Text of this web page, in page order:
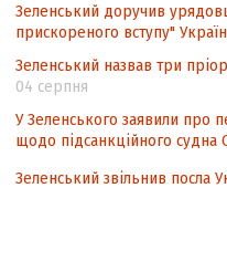
Зеленський доручив
прискореного вступу"
Зеленський назвав три
04 серпня
У Зеленського заявили про
щодо підсанкційного судна
Зеленський звільнив посла